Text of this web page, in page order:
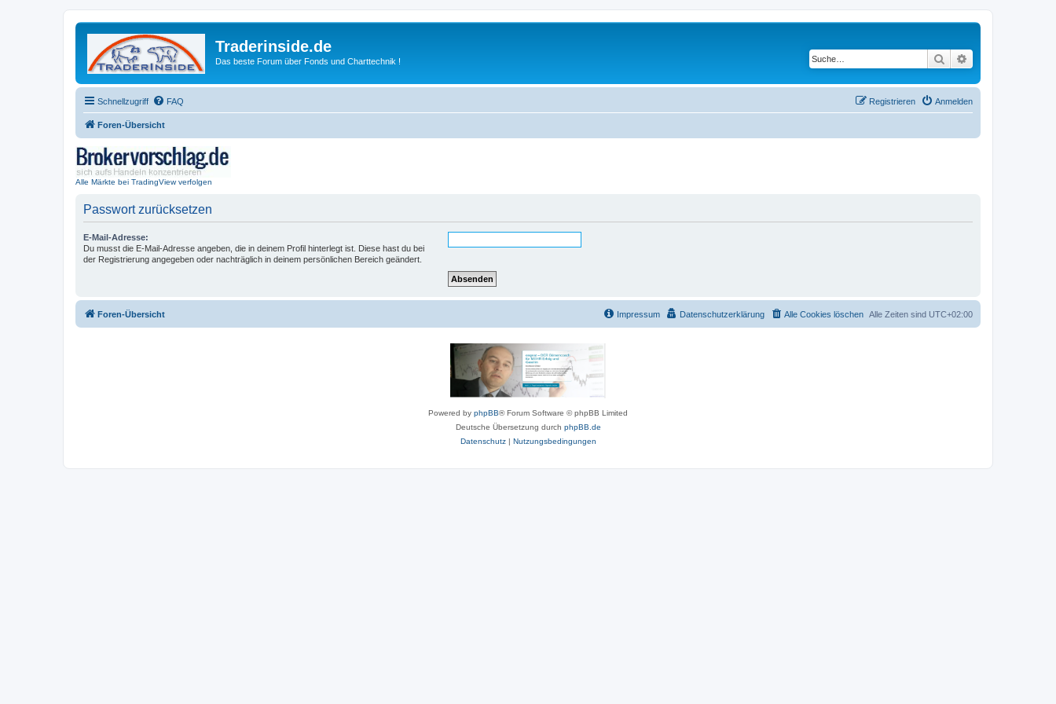
Traderinside.de
Das beste Forum über Fonds und Charttechnik ! Suche
Schnellzugriff FAQ Anmelden
Registrieren
Foren-Übersicht
Alle Märkte bei TradingView verfolgen
Passwort zurücksetzen
E-Mail-Adresse:
Du musst die E-Mail-Adresse angeben, die in deinem Profil hinterlegt ist. Diese hast du bei
der Registrierung angegeben oder nachträglich in deinem persönlichen Bereich geändert.
Foren-Übersicht Alle Zeiten sind UTC+02:00
Alle Cookies löschen
Datenschutzerklärung
Impressum
Powered by phpBB® Forum Software © phpBB Limited
Deutsche Übersetzung durch phpBB.de
Datenschutz| Nutzungsbedingungen